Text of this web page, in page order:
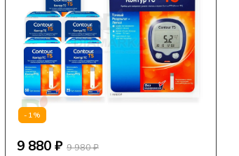
-1%
9 880 ₽ 9 980 ₽